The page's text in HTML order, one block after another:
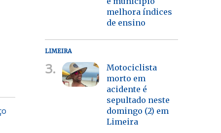
melhora índices
de ensino
LIMEIRA
3.
Motociclista
morto em
acidente é
sepultado neste
domingo (2) em
Limeira